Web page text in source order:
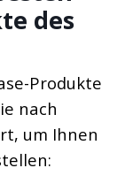
des
Produkte
nach
um Ihnen